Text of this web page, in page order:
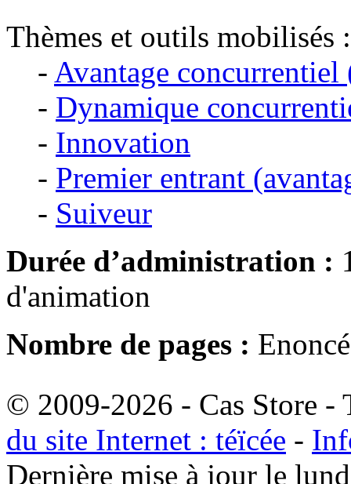
Thèmes et outils mobilisés :
- Avantage
- Dynamique
- Innovation
- Premier entrant
- Suiveur
Durée d’administration :
d'animation
Nombre de pages :
© 2009-2026 - Cas Store -
du site Internet : téïcée -
Dernière mise à jour le